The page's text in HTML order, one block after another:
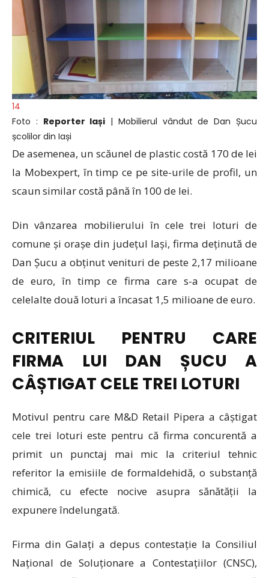
14
Foto : Reporter Iași | Mobilierul vândut de Dan Șucu
școlilor din Iași
De asemenea, un scăunel de plastic costă 170 de lei
la Mobexpert, în timp ce pe site-urile de profil, un
scaun similar costă până în 100 de lei.
Din vânzarea mobilierului în cele trei loturi de
comune și orașe din județul Iași, firma deținută de
Dan Șucu a obținut venituri de peste 2,17 milioane
de euro, în timp ce firma care s-a ocupat de
celelalte două loturi a încasat 1,5 milioane de euro.
CRITERIUL PENTRU CARE
FIRMA LUI DAN ȘUCU A
CÂȘTIGAT CELE TREI LOTURI
Motivul pentru care M&D Retail Pipera a câștigat
cele trei loturi este pentru că firma concurentă a
primit un punctaj mai mic la criteriul tehnic
referitor la emisiile de formaldehidă, o substanță
chimică, cu efecte nocive asupra sănătății la
expunere îndelungată.
Firma din Galați a depus contestație la Consiliul
Național de Soluționare a Contestațiilor (CNSC),